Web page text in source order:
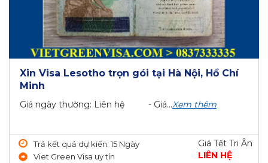
Xin Visa Lesotho trọn gói tại Hà Nội, Hồ Chí
Minh
Giá ngày thường: Liên hệ - Giá...Xem thêm
Trả kết quả dự kiến: 15 Ngày
Viet Green Visa uy tín
Giá Tết Tri Ân
LIÊN HỆ